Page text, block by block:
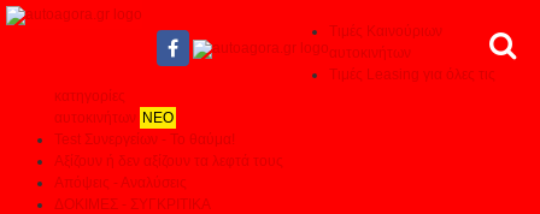
Τιμές Καινούριων
αυτοκινήτων
Τιμές Leasing για όλες τις
κατηγορίες
αυτοκινήτων ΝΕΟ
Test Συνεργείων - Το θαύμα!
Αξίζουν ή δεν αξίζουν τα λεφτά τους
Απόψεις - Αναλύσεις
ΔΟΚΙΜΕΣ - ΣΥΓΚΡΙΤΙΚΑ